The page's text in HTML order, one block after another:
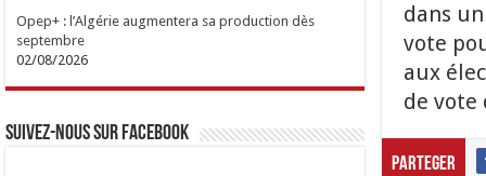
dans
vote
aux
de vote
Parteger
Opep+ : l’Algérie augmentera sa production dès
septembre
02/08/2026
Suivez-nous sur Facebook